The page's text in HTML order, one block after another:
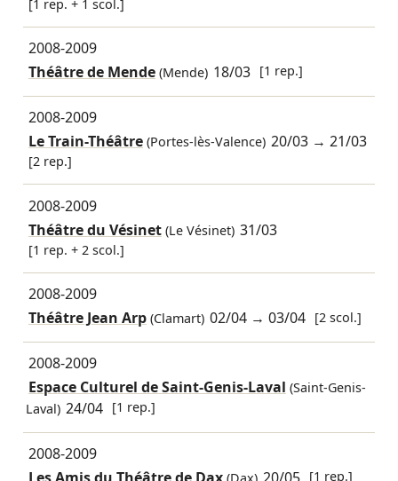
[1 rep. + 1 scol.]
2008-2009
Théâtre de Mende(Mende) 18/03 [1 rep.]
2008-2009
Le Train-Théâtre(Portes-lès-Valence) 20/03 →21/03
[2 rep.]
2008-2009
Théâtre du Vésinet(Le Vésinet) 31/03
[1 rep. + 2 scol.]
2008-2009
Théâtre Jean Arp(Clamart) 02/04 →03/04 [2 scol.]
2008-2009
Espace Culturel de Saint-Genis-Laval (Saint-Genis-
Laval) 24/04 [1 rep.]
2008-2009
[1 rep.]